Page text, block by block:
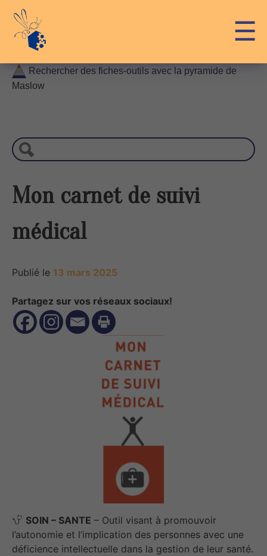
content
☰
Rechercher des fiches-outils avec la pyramide de
Maslow
c
h
r
c
e
Mon carnet de suivi
médical
Publié le 13 mars 2025
Partagez sur vos réseaux sociaux!
SOIN – SANTE – Outil visant à promouvoir
l’autonomie et l’implication des personnes avec une
déficience intellectuelle dans la gestion de leur santé.